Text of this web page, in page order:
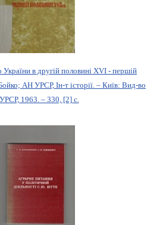
в другій половині XVI - першій
АН УРСР, Ін-т історії. – Київ: Вид-во
1963. – 330, [2] с.